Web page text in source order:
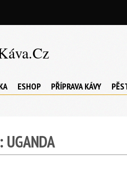
ESHOP PŘÍPRAVA KÁVY
UGANDA